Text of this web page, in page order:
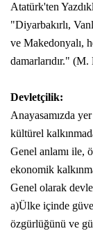
Atatürk'ten
"Diyarbakırlı,
ve Makedonyalı,
damarlarıdır."
Devletçilik:
Anayasamızda
kültürel
Genel anlamı ile,
ekonomik
Genel olarak
a)Ülke içinde
özgürlüğünü ve